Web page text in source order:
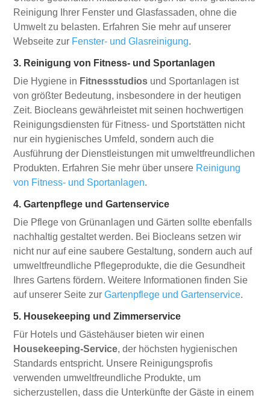
Reinigung Ihrer Fenster und Glasfassaden, ohne die
Umwelt zu belasten. Erfahren Sie mehr auf unserer
Webseite zur Fenster- und Glasreinigung.
3. Reinigung von Fitness- und Sportanlagen
Die Hygiene in Fitnessstudios und Sportanlagen ist
von größter Bedeutung, insbesondere in der heutigen
Zeit. Biocleans gewährleistet mit seinen hochwertigen
Reinigungsdiensten für Fitness- und Sportstätten nicht
nur ein hygienisches Umfeld, sondern auch die
Ausführung der Dienstleistungen mit umweltfreundlichen
Produkten. Erfahren Sie mehr über unsere Reinigung
von Fitness- und Sportanlagen.
4. Gartenpflege und Gartenservice
Die Pflege von Grünanlagen und Gärten sollte ebenfalls
nachhaltig gestaltet werden. Bei Biocleans setzen wir
nicht nur auf eine saubere Gestaltung, sondern auch auf
umweltfreundliche Pflegeprodukte, die die Gesundheit
Ihres Gartens fördern. Weitere Informationen finden Sie
auf unserer Seite zurGartenpflege und Gartenservice.
5. Housekeeping und Zimmerservice
Für Hotels und Gästehäuser bieten wir einen
Housekeeping-Service, der höchsten hygienischen
Standards entspricht. Unsere Reinigungsprofis
verwenden umweltfreundliche Produkte, um
sicherzustellen, dass die Unterkünfte der Gäste in einem